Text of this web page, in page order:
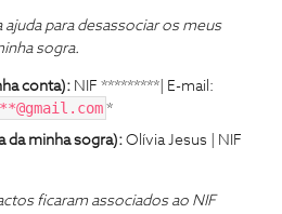
para desassociar os meus
sogra.
conta): NIF *********| E-mail:
*
da minha sogra): Olívia Jesus | NIF
ficaram associados ao NIF